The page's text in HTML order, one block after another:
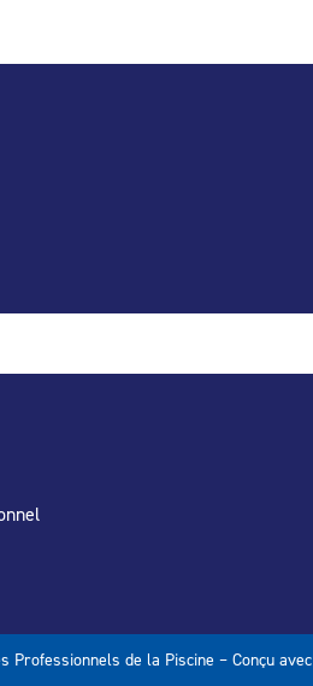
Professionnels de la Piscine – Conçu avec